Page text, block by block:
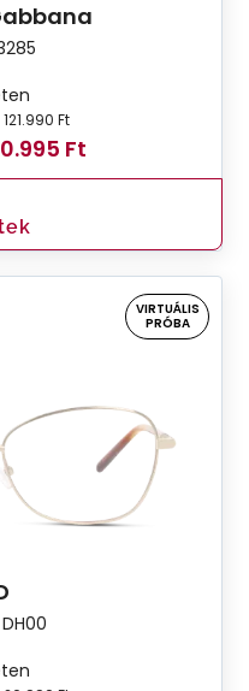
121.990 Ft
Ft
VIRTUÁLIS
PRÓBA